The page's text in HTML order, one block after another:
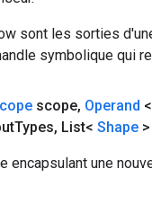
sont les sorties
symbolique qui
scope, Operand
Types, List< Shape
encapsulant une